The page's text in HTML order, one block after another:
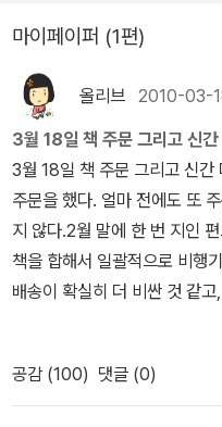
꾸로 제 마음을 전하려고 노력
해.화가 나려고 해. 기분이 안
다.일단 화가 나면 '내가 왜 화
기까지는 다다르지도 못할만
나'라고 자각 합니다.얀의 화만
하는 것만으로 숨통이트입니
습니다. 화 내지 않는 상냥한
어서 <화가 났어요>를 공유하
함께 앉아 있도록 해라. 할아
있을 때 가도록 하마.'라고 말
구절을 많이 읽어주고 싶습니
만났었단다.''정말이에요? 블
요. 털복숭이는 이상하고 무섭
즐겁게 놀면서 털복숭이는 작
가 만난 화는 다른 모습이고
분명히 “화”라는 것은 있어요.
사람에게 상처주지 않고 즐겁
얀과 같이 말이죠. 책을 덮으
에 있는 화야, 너를 인정할게.
력할게.
마이페이퍼 (1편)
올리브 2010-03-
3월 18일 책 주문 그리고 신간
3월 18일 책 주문 그리고 신간
주문을 했다. 얼마 전에도 또
지 않다.2월 말에 한 번 지인
책을 합해서 일괄적으로 비행
배송이 확실히 더 비싼 것 같
려고 했지만, 또 신간들이 쏟
서3월 20일 이후에 다시 한 번
귀국하는 날짜가 3월 24일.
공감 (100) 댓글 (0)